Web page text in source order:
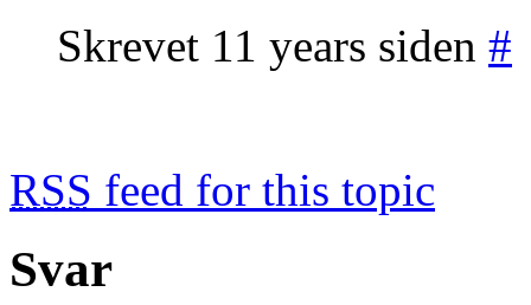
Skrevet 11 years siden #
RSS feed for this topic
Svar